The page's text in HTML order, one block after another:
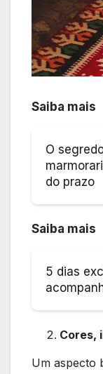
Saiba mais
O
do prazo
Saiba mais
5 dias
Cores,
Um aspecto